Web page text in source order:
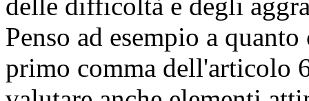
Penso ad esempio a
primo comma dell'articolo